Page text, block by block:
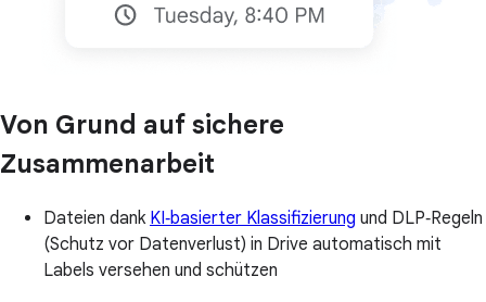
Von Grund auf sichere
Zusammenarbeit
Dateien dank KI‑basierter Klassifizierung und DLP‑Regeln
(Schutz vor Datenverlust) in Drive automatisch mit
Labels versehen und schützen